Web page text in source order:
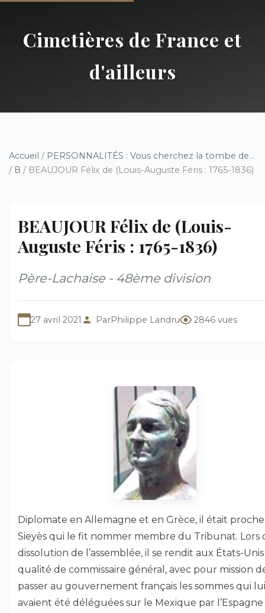
Cimetières de France et
d'ailleurs
Accueil / PERSONNALITÉS : Vous cherchez la tombe de...
/ B / BEAUJOUR Félix de (Louis-Auguste Féris : 1765-1836)
BEAUJOUR Félix de (Louis-
Auguste Féris : 1765-1836)
Père-Lachaise - 48ème division
27 avril 2021 ParPhilippe Landru 2846 vues
Diplomate en Allemagne et en Grèce, il était
Sieyès qui le fit nommer membre du Tribunat. Lors
dissolution de l’assemblée, il se rendit aux États-
qualité de commissaire général, avec pour mission
passer au gouvernement français les sommes qui lui
avaient été déléguées sur le Mexique par